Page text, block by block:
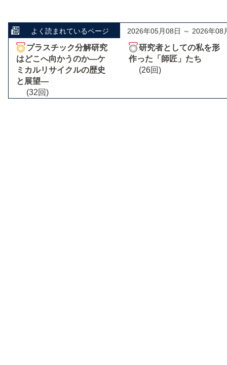
よく読まれているページ 2026年05月08日 ～ 2026年08
プラスチック分解研究
はどこへ向かうのか―ケ
ミカルリサイクルの歴史
と展望―
(32回)
研究者としての私を形
作った「師匠」たち
(26回)